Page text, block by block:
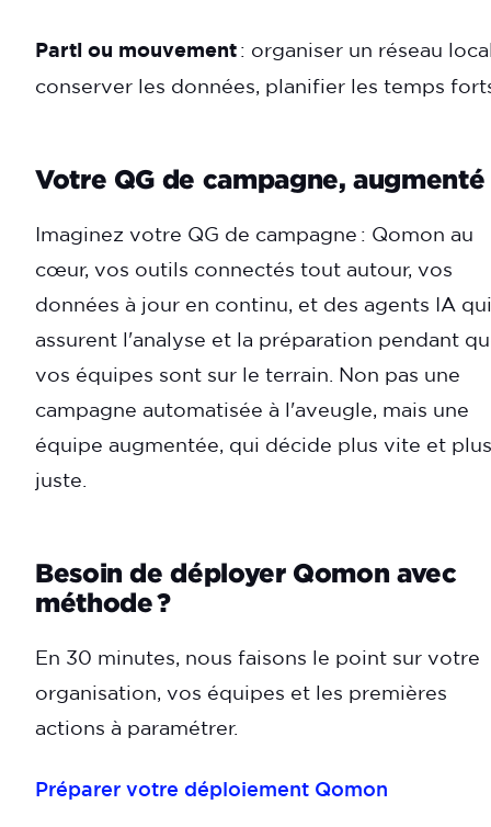
Parti ou mouvement : organiser un réseau
conserver les données, planifier les temps
Votre QG de campagne, augmenté
Imaginez votre QG de campagne : Qomon au
cœur, vos outils connectés tout autour, vos
données à jour en continu, et des agents IA qui
assurent l'analyse et la préparation pendant
vos équipes sont sur le terrain. Non pas une
campagne automatisée à l'aveugle, mais une
équipe augmentée, qui décide plus vite et plus
juste.
Besoin de déployer Qomon avec
méthode ?
En 30 minutes, nous faisons le point sur votre
organisation, vos équipes et les premières
actions à paramétrer.
Préparer votre déploiement Qomon